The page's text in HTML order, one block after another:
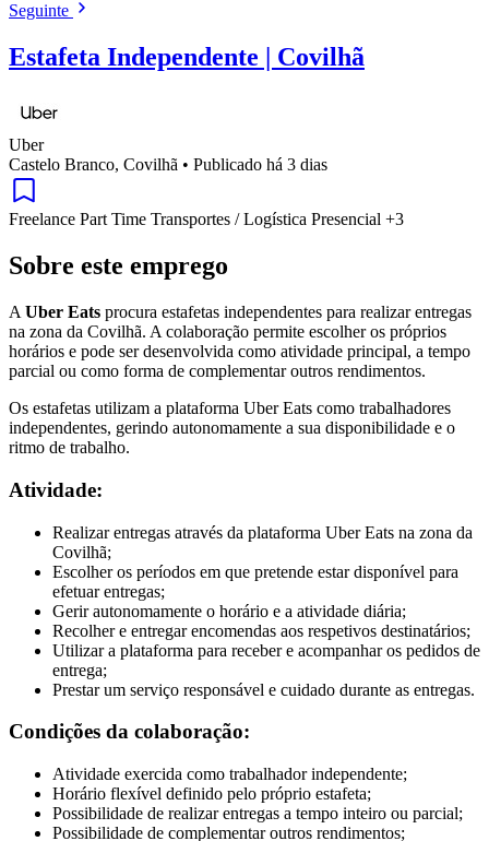
Seguinte
Estafeta Independente | Covilhã
Uber
Castelo Branco, Covilhã • Publicado há 3 dias
Freelance Part Time Transportes / Logística Presencial +3
Sobre este emprego
A Uber Eats procura estafetas independentes para realizar entregas
na zona da Covilhã. A colaboração permite escolher os próprios
horários e pode ser desenvolvida como atividade principal, a tempo
parcial ou como forma de complementar outros rendimentos.
Os estafetas utilizam a plataforma Uber Eats como trabalhadores
independentes, gerindo autonomamente a sua disponibilidade e o
ritmo de trabalho.
Atividade:
Realizar entregas através da plataforma Uber Eats na zona da
Covilhã;
Escolher os períodos em que pretende estar disponível para
efetuar entregas;
Gerir autonomamente o horário e a atividade diária;
Recolher e entregar encomendas aos respetivos destinatários;
Utilizar a plataforma para receber e acompanhar os pedidos de
entrega;
Prestar um serviço responsável e cuidado durante as entregas.
Condições da colaboração:
Atividade exercida como trabalhador independente;
Horário flexível definido pelo próprio estafeta;
Possibilidade de realizar entregas a tempo inteiro ou parcial;
Possibilidade de complementar outros rendimentos;